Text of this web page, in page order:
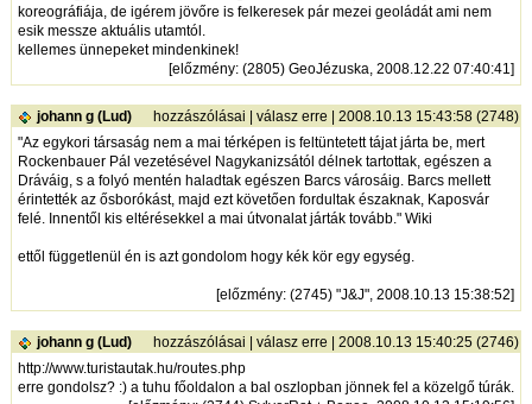
koreográfiája, de igérem jövőre is felkeresek pár mezei geoládát ami nem
esik messze aktuális utamtól.
kellemes ünnepeket mindenkinek!
[előzmény: (2805) GeoJézuska, 2008.12.22 07:40:41]
johann g (Lud) hozzászólásai |válasz erre | 2008.10.13 15:43:58 (2748)
"Az egykori társaság nem a mai térképen is feltüntetett tájat járta be, mert
Rockenbauer Pál vezetésével Nagykanizsától délnek tartottak, egészen a
Dráváig, s a folyó mentén haladtak egészen Barcs városáig. Barcs mellett
érintették az ősborókást, majd ezt követően fordultak északnak, Kaposvár
felé. Innentől kis eltérésekkel a mai útvonalat járták tovább." Wiki
ettől függetlenül én is azt gondolom hogy kék kör egy egység.
[előzmény: (2745) "J&J", 2008.10.13 15:38:52]
johann g (Lud) hozzászólásai |válasz erre | 2008.10.13 15:40:25 (2746)
http://www.turistautak.hu/routes.php
erre gondolsz? :) a tuhu főoldalon a bal oszlopban jönnek fel a közelgő túrák.